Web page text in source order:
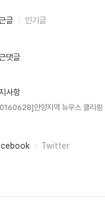
글 인기글
댓글
사항
안양지역 뉴우스 클리핑
Twitter